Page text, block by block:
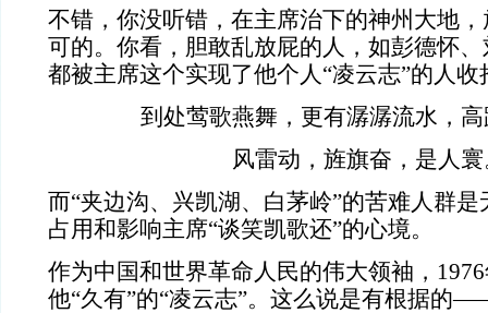
不错，你没听错，在主席治下的神州大地
可的。你看，胆敢乱放屁的人，如彭德怀
都被主席这个实现了他个人“凌云志”的人
到处莺歌燕舞，更有潺潺流水，
风雷动，旌旗奋，是人
而“夹边沟、兴凯湖、白茅岭”的苦难人群
占用和影响主席“谈笑凯歌还”的心境。
作为中国和世界革命人民的伟大领袖， 1976
他“久有”的“凌云志”。这么说是有根据的